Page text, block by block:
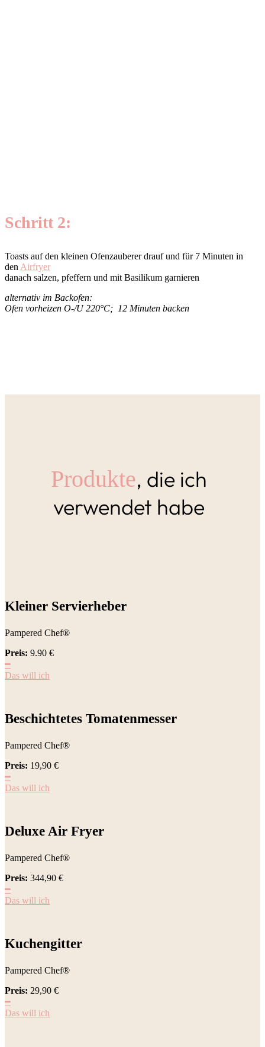
Schritt 2:
Toasts auf den kleinen Ofenzauberer drauf und für 7 Minuten in
den Airfryer
danach salzen, pfeffern und mit Basilikum garnieren
alternativ im Backofen:
Ofen vorheizen O-/U 220°C; 12 Minuten backen
Produkte, die ich
verwendet habe
Kleiner Servierheber
Pampered Chef®
Preis: 9.90 €
━
Das will ich
Beschichtetes Tomatenmesser
Pampered Chef®
Preis: 19,90 €
━
Das will ich
Deluxe Air Fryer
Pampered Chef®
Preis: 344,90 €
━
Das will ich
Kuchengitter
Pampered Chef®
Preis: 29,90 €
━
Das will ich